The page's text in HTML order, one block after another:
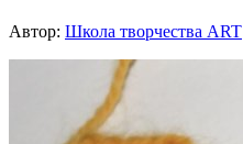
Автор: Школа творчества ART